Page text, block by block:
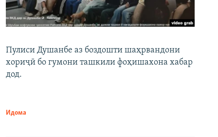
Пулиси Душанбе аз боздошти шаҳрвандони
хориҷӣ бо гумони ташкили фоҳишахона хабар
дод.
Идома